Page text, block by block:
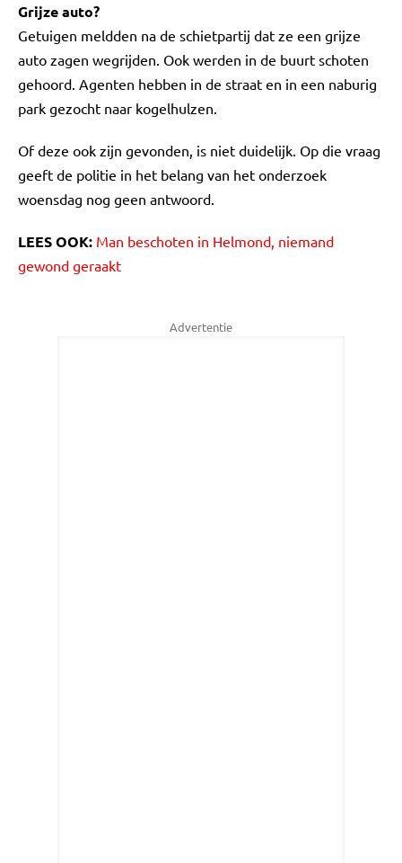
Grijze auto?
Getuigen meldden na de schietpartij dat ze een grijze
auto zagen wegrijden. Ook werden in de buurt schoten
gehoord. Agenten hebben in de straat en in een naburig
park gezocht naar kogelhulzen.
Of deze ook zijn gevonden, is niet duidelijk. Op die vraag
geeft de politie in het belang van het onderzoek
woensdag nog geen antwoord.
LEES OOK: Man beschoten in Helmond, niemand
gewond geraakt
Advertentie